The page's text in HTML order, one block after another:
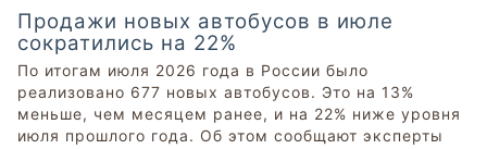
Продажи новых автобусов в июле
сократились на 22%
По итогам июля 2026 года в России было
реализовано 677 новых автобусов. Это на 13%
меньше, чем месяцем ранее, и на 22% ниже уровня
июля прошлого года. Об этом сообщают эксперты